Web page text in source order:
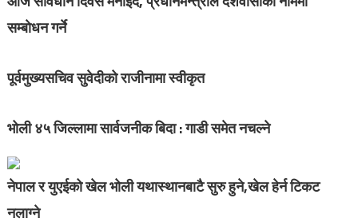
सम्बाेधन गर्ने
पूर्वमुख्यसचिव सुवेदीको राजीनामा स्वीकृत
भोली ४५ जिल्लामा सार्वजनीक बिदा : गाडी समेत नचल्ने
नेपाल र युएईको खेल भोली यथास्थानबाटै सुरु हुने,खेल हेर्न टिकट
नलाग्ने